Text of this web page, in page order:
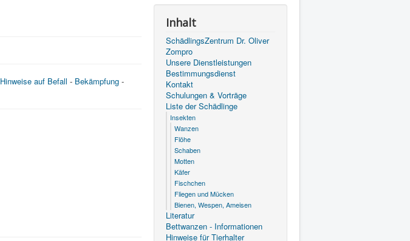
Hinweise auf Befall - Bekämpfung -
Inhalt
SchädlingsZentrum Dr. Oliver
Zompro
Unsere Dienstleistungen
Bestimmungsdienst
Kontakt
Schulungen & Vorträge
Liste der Schädlinge
Insekten
Wanzen
Flöhe
Schaben
Motten
Käfer
Fischchen
Fliegen und Mücken
Bienen, Wespen, Ameisen
Literatur
Bettwanzen - Informationen
Hinweise für Tierhalter